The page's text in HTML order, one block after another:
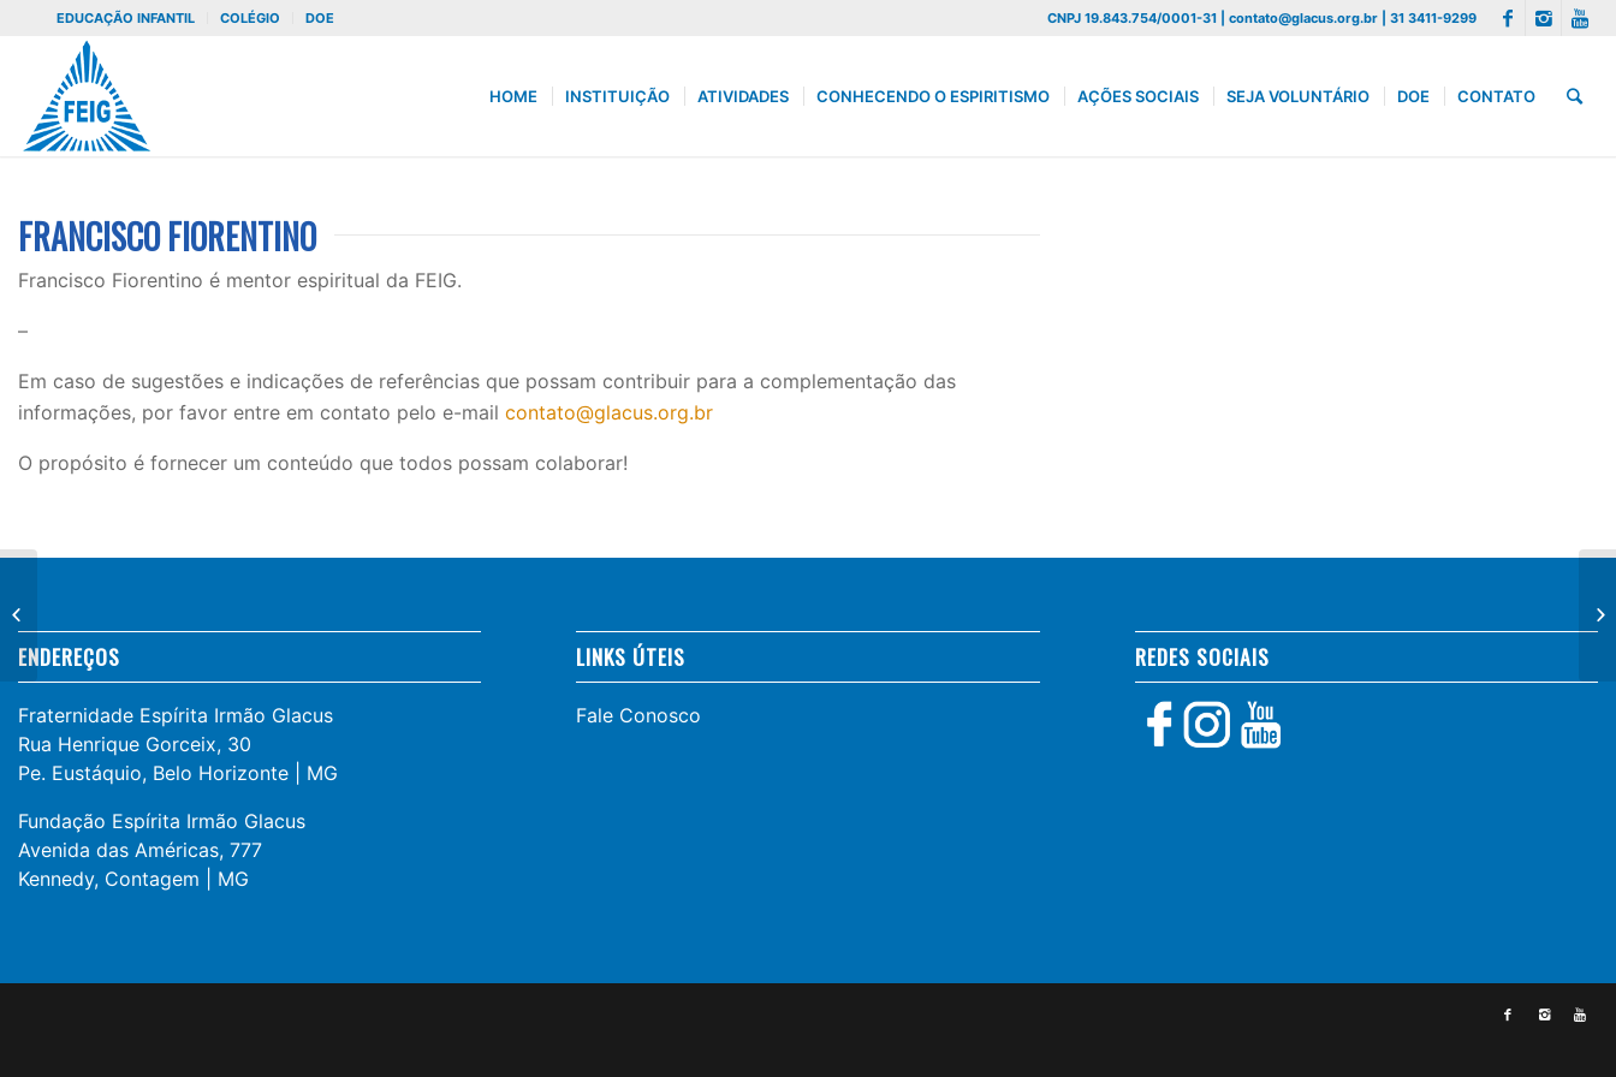
EDUCAÇÃO INFANTIL COLÉGIO DOE CNPJ 19.843.754/0001-31 | contato@glacus.org.br | 31 3411-9299
HOME INSTITUIÇÃO ATIVIDADES CONHECENDO O ESPIRITISMO AÇÕES SOCIAIS SEJA VOLUNTÁRIO DOE CONTATO
FRANCISCO FIORENTINO
Francisco Fiorentino é mentor espiritual da FEIG.
–
Em caso de sugestões e indicações de referências que possam contribuir para a complementação das
informações, por favor entre em contato pelo e-mail contato@glacus.org.br
O propósito é fornecer um conteúdo que todos possam colaborar!
ENDEREÇOS
Fraternidade Espírita Irmão Glacus
Rua Henrique Gorceix, 30
Pe. Eustáquio, Belo Horizonte | MG
Fundação Espírita Irmão Glacus
Avenida das Américas, 777
Kennedy, Contagem | MG
LINKS ÚTEIS
Fale Conosco
REDES SOCIAIS